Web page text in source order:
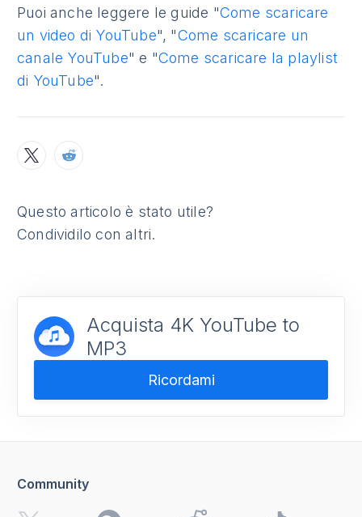
Puoi anche leggere le guide "Come scaricare
un video di YouTube", "Come scaricare un
canale YouTube" e "Come scaricare la playlist
di YouTube".
Questo articolo è stato utile?
Condividilo con altri.
Acquista 4K YouTube to
MP3
Ricordami
Community